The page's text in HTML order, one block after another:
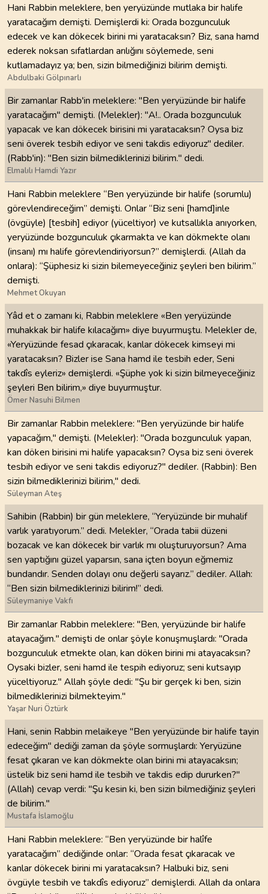
Hani Rabbin meleklere, ben yeryüzünde mutlaka bir halife
yaratacağım demişti. Demişlerdi ki: Orada bozgunculuk
edecek ve kan dökecek birini mi yaratacaksın? Biz, sana hamd
ederek noksan sıfatlardan arılığını söylemede, seni
kutlamadayız ya; ben, sizin bilmediğinizi bilirim demişti.
Abdulbaki Gölpınarlı
Bir zamanlar Rabb'in meleklere: "Ben yeryüzünde bir halife
yaratacağım" demişti. (Melekler): "A!.. Orada bozgunculuk
yapacak ve kan dökecek birisini mi yaratacaksın? Oysa biz
seni överek tesbih ediyor ve seni takdis ediyoruz" dediler.
(Rabb'in): "Ben sizin bilmediklerinizi bilirim." dedi.
Elmalılı Hamdi Yazır
Hani Rabbin meleklere “Ben yeryüzünde bir halife (sorumlu)
görevlendireceğim” demişti. Onlar “Biz seni [hamd]inle
(övgüyle) [tesbih] ediyor (yüceltiyor) ve kutsallıkla anıyorken,
yeryüzünde bozgunculuk çıkarmakta ve kan dökmekte olanı
(insanı) mı halife görevlendiriyorsun?” demişlerdi. (Allah da
onlara): “Şüphesiz ki sizin bilemeyeceğiniz şeyleri ben bilirim.”
demişti.
Mehmet Okuyan
Yâd et o zamanı ki, Rabbin meleklere «Ben yeryüzünde
muhakkak bir halife kılacağım» diye buyurmuştu. Melekler de,
«Yeryüzünde fesad çıkaracak, kanlar dökecek kimseyi mi
yaratacaksın? Bizler ise Sana hamd ile tesbih eder, Seni
takdîs eyleriz» demişlerdi. «Şüphe yok ki sizin bilmeyeceğiniz
şeyleri Ben bilirim,» diye buyurmuştur.
Ömer Nasuhi Bilmen
Bir zamanlar Rabbin meleklere: "Ben yeryüzünde bir halife
yapacağım," demişti. (Melekler): "Orada bozgunculuk yapan,
kan döken birisini mi halife yapacaksın? Oysa biz seni överek
tesbih ediyor ve seni takdis ediyoruz?" dediler. (Rabbin): Ben
sizin bilmediklerinizi bilirim," dedi.
Süleyman Ateş
Sahibin (Rabbin) bir gün meleklere, “Yeryüzünde bir muhalif
varlık yaratıyorum.” dedi. Melekler, “Orada tabii düzeni
bozacak ve kan dökecek bir varlık mı oluşturuyorsun? Ama
sen yaptığını güzel yaparsın, sana içten boyun eğmemiz
bundandır. Senden dolayı onu değerli sayarız.” dediler. Allah:
“Ben sizin bilmediklerinizi bilirim!” dedi.
Süleymaniye Vakfı
Bir zamanlar Rabbin meleklere: "Ben, yeryüzünde bir halife
atayacağım." demişti de onlar şöyle konuşmuşlardı: "Orada
bozgunculuk etmekte olan, kan döken birini mi atayacaksın?
Oysaki bizler, seni hamd ile tespih ediyoruz; seni kutsayıp
yüceltiyoruz." Allah şöyle dedi: "Şu bir gerçek ki ben, sizin
bilmediklerinizi bilmekteyim."
Yaşar Nuri Öztürk
Hani, senin Rabbin melaikeye "Ben yeryüzünde bir halife tayin
edeceğim" dediği zaman da şöyle sormuşlardı: Yeryüzüne
fesat çıkaran ve kan dökmekte olan birini mi atayacaksın;
üstelik biz seni hamd ile tesbih ve takdis edip dururken?"
(Allah) cevap verdi: "Şu kesin ki, ben sizin bilmediğiniz şeyleri
de bilirim."
Mustafa İslamoğlu
Hani Rabbin meleklere: “Ben yeryüzünde bir halîfe
yaratacağım” dediğinde onlar: “Orada fesat çıkaracak ve
kanlar dökecek birini mi yaratacaksın? Halbuki biz, seni
övgüyle tesbih ve takdîs ediyoruz” demişlerdi. Allah da onlara